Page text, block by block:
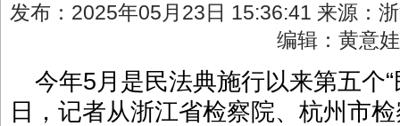
发布：2025年05月23日 15:36:41 来源：
编辑：黄意
今年5月是民法典施行以来第五个
日，记者从浙江省检察院、杭州市检